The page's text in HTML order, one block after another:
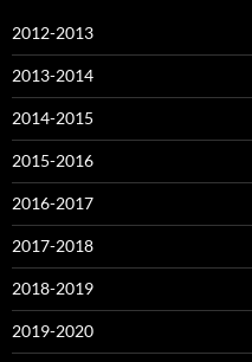
2012-2013
2013-2014
2014-2015
2015-2016
2016-2017
2017-2018
2018-2019
2019-2020